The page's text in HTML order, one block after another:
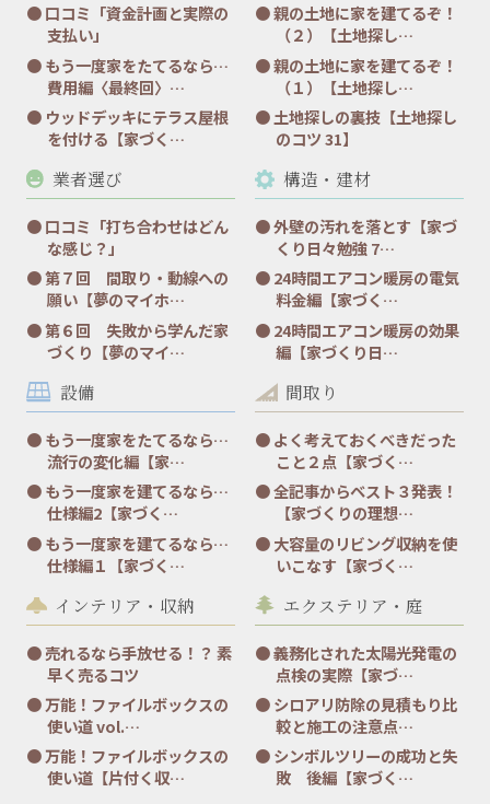
口コミ「資金計画と実際の
支払い」
もう一度家をたてるなら…
費用編〈最終回〉…
ウッドデッキにテラス屋根
を付ける【家づく…
親の土地に家を建てるぞ！
（２）【土地探し…
親の土地に家を建てるぞ！
（１）【土地探し…
土地探しの裏技【土地探し
のコツ 31】
業者選び
口コミ「打ち合わせはどん
な感じ？」
第７回 間取り・動線への
願い【夢のマイホ…
第６回 失敗から学んだ家
づくり【夢のマイ…
構造・建材
外壁の汚れを落とす【家づ
くり日々勉強 7…
24時間エアコン暖房の電気
料金編【家づく…
24時間エアコン暖房の効果
編【家づくり日…
設備
もう一度家をたてるなら…
流行の変化編【家…
もう一度家を建てるなら…
仕様編2【家づく…
もう一度家を建てるなら…
仕様編１【家づく…
間取り
よく考えておくべきだった
こと２点【家づく…
全記事からベスト３発表！
【家づくりの理想…
大容量のリビング収納を使
いこなす【家づく…
インテリア・収納
売れるなら手放せる！？ 素
早く売るコツ
万能！ファイルボックスの
使い道 vol.…
万能！ファイルボックスの
使い道【片付く収…
エクステリア・庭
義務化された太陽光発電の
点検の実際【家づ…
シロアリ防除の見積もり比
較と施工の注意点…
シンボルツリーの成功と失
敗 後編【家づく…